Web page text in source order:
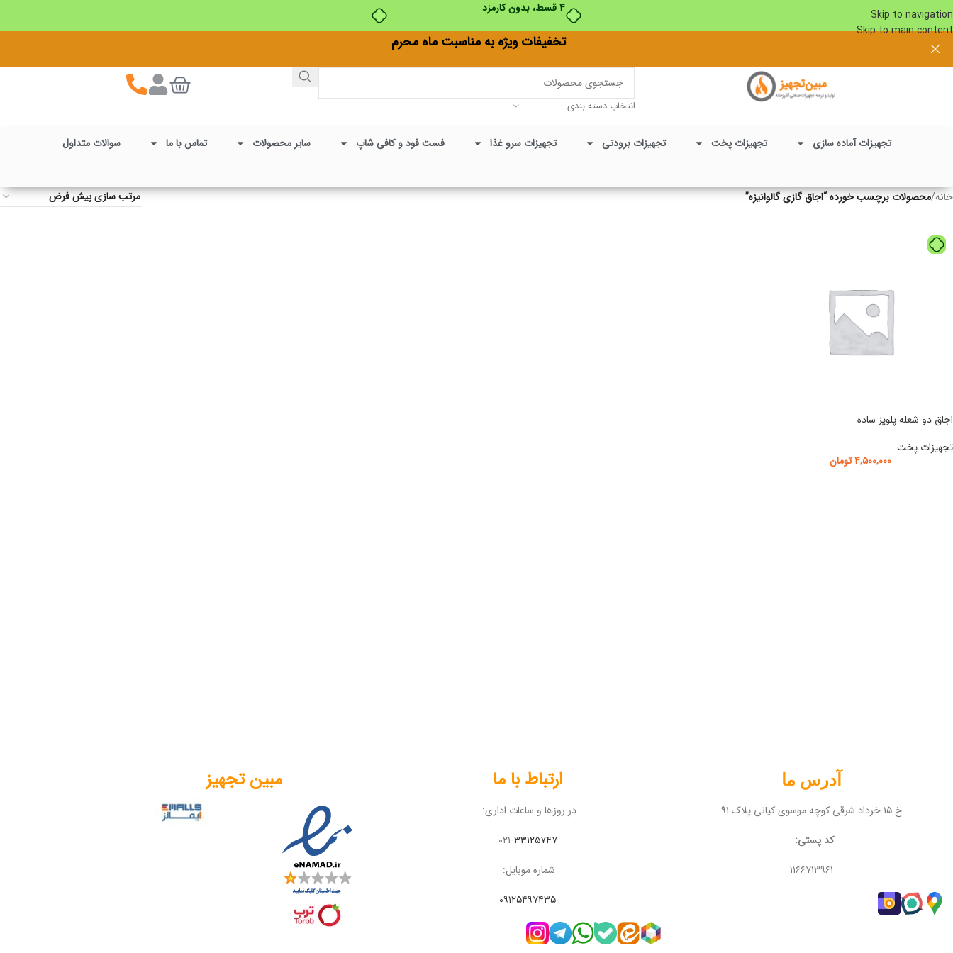
۴ قسط، بدون کارمزد
Skip to navigation
Skip to main content
تخفیفات ویژه به مناسبت ماه محرم
انتخاب دسته بندی
تجهیزات آماده سازی تجهیزات پخت تجهیزات برودتی تجهیزات سرو غذا فست فود و کافی شاپ سایر محصولات تماس با ما سوالات متداول
خانه/محصولات برچسب خورده “اجاق گازی گالوانیزه”
اجاق دو شعله پلوپز ساده
تجهیزات پخت
۴,۵۰۰,۰۰۰تومان
آدرس ما
خ ۱۵ خرداد شرقی کوچه موسوی کیانی پلاک ۹۱
کد پستی:
۱۱۶۶۷۱۳۹۶۱
ارتباط با ما
در روزها و ساعات اداری:
۰۲۱-۳۳۱۲۵۷۴۷
شماره موبایل:
۰۹۱۲۵۴۹۷۴۳۵
مبین تجهیز